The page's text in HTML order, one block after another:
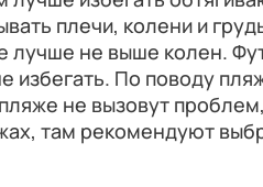
плечи, колени и
лучше не выше колен.
По поводу
не вызовут
там рекомендуют